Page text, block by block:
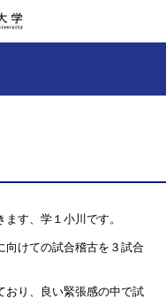
す、学１小川です。
向けての試合稽古を３試合
おり、良い緊張感の中で試